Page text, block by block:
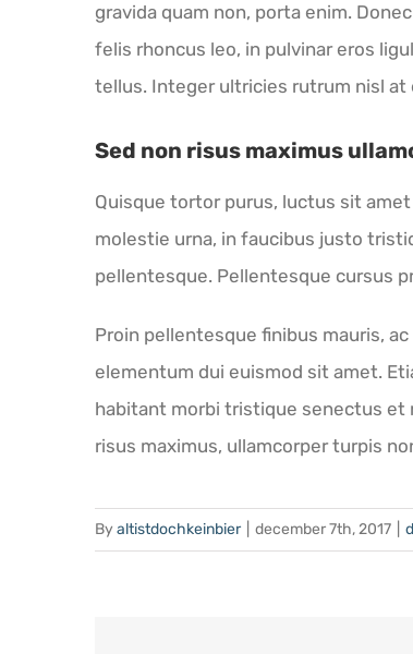
gravida quam non, porta enim.
felis rhoncus leo, in pulvinar eros
tellus. Integer ultricies rutrum nisl at
Sed non risus maximus
Quisque tortor purus, luctus sit
molestie urna, in faucibus justo
pellentesque. Pellentesque cursus
Proin pellentesque finibus mauris,
elementum dui euismod sit amet.
habitant morbi tristique senectus et
risus maximus, ullamcorper turpis
Byaltistdochkeinbier december 7th, 2017